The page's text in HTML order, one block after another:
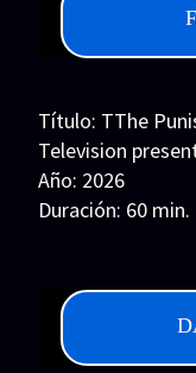
TIPOS DE
Título: TThe
Television
Año: 2026
Duración: 60 min.
Música: Daniel
Fotografía:
Reparto: Jon